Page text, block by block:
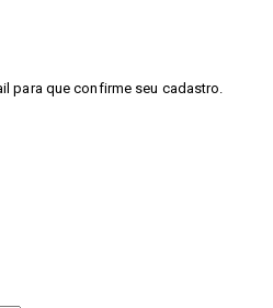
para que confirme seu cadastro.